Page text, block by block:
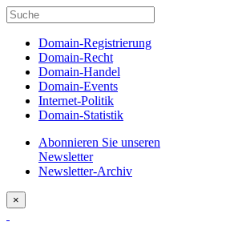
Domain-Registrierung
Domain-Recht
Domain-Handel
Domain-Events
Internet-Politik
Domain-Statistik
Abonnieren Sie unseren
Newsletter
Newsletter-Archiv
×